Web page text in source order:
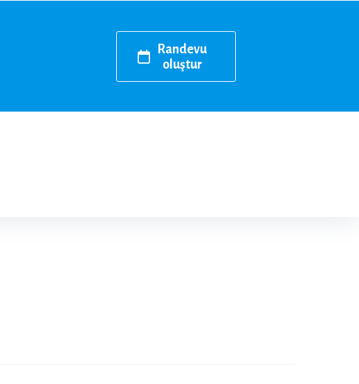
Randevu
oluştur